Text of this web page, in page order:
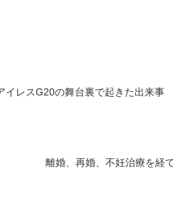
イレスG20の舞台裏で起きた出来事
離婚、再婚、不妊治療を経